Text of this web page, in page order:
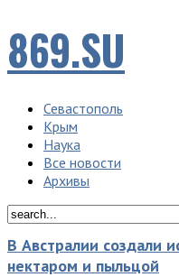
869.SU
Севастополь
Крым
Наука
Все новости
Архивы
В Австралии создали
нектаром и пыльцой